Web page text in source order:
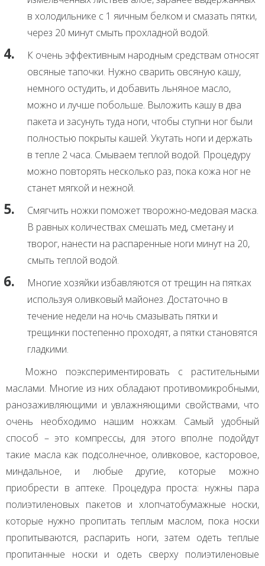
в холодильнике с 1 яичным белком и смазать пятки,
через 20 минут смыть прохладной водой.
К очень эффективным народным средствам относят
овсяные тапочки. Нужно сварить овсяную кашу,
немного остудить, и добавить льняное масло,
можно и лучше побольше. Выложить кашу в два
пакета и засунуть туда ноги, чтобы ступни ног были
полностью покрыты кашей. Укутать ноги и держать
в тепле 2 часа. Смываем теплой водой. Процедуру
можно повторять несколько раз, пока кожа ног не
станет мягкой и нежной.
Смягчить ножки поможет творожно-медовая маска.
В равных количествах смешать мед, сметану и
творог, нанести на распаренные ноги минут на 20,
смыть теплой водой.
Многие хозяйки избавляются от трещин на пятках
используя оливковый майонез. Достаточно в
течение недели на ночь смазывать пятки и
трещинки постепенно проходят, а пятки становятся
гладкими.
Можно поэкспериментировать с растительными
маслами. Многие из них обладают противомикробными,
ранозаживляющими и увлажняющими свойствами, что
очень необходимо нашим ножкам. Самый удобный
способ – это компрессы, для этого вполне подойдут
такие масла как подсолнечное, оливковое, касторовое,
миндальное, и любые другие, которые можно
приобрести в аптеке. Процедура проста: нужны пара
полиэтиленовых пакетов и хлопчатобумажные носки,
которые нужно пропитать теплым маслом, пока носки
пропитываются, распарить ноги, затем одеть теплые
пропитанные носки и одеть сверху полиэтиленовые